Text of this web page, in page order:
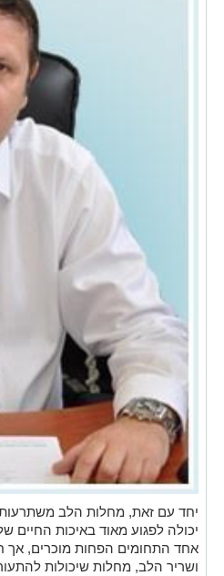
יחד עם זאת, מחלות הלב
יכולה לפגוע מאוד באיכות החיים
אחד התחומים הפחות מוכרים, אך
ושריר הלב, מחלות שיכולות